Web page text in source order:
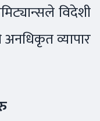
विदेशी
व्यापार